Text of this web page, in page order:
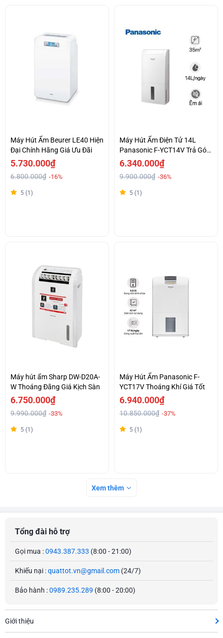
Máy Hút Ẩm Beurer LE40 Hiện
Đại Chính Hãng Giá Ưu Đãi
5.730.000₫
6.800.000₫ -16%
5 (1)
Máy Hút Ẩm Điện Tử 14L
Panasonic F-YCT14V Trả Góp
0%
6.340.000₫
9.900.000₫ -36%
5 (1)
Máy hút ẩm Sharp DW-D20A-
W Thoáng Đãng Giá Kịch Sàn
6.750.000₫
9.990.000₫ -33%
5 (1)
Máy Hút Ẩm Panasonic F-
YCT17V Thoáng Khí Giá Tốt
6.940.000₫
10.850.000₫ -37%
5 (1)
Xem thêm
Tổng đài hỗ trợ
Gọi mua :0943.387.333 (8:00 - 21:00)
Khiếu nại :quattot.vn@gmail.com (24/7)
Bảo hành :0989.235.289 (8:00 - 20:00)
Giới thiệu